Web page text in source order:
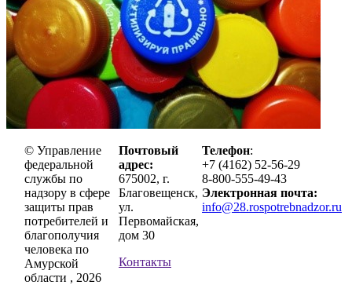
© Управление
федеральной
службы по
надзору в сфере
защиты прав
потребителей и
благополучия
человека по
Амурской
области , 2026
Почтовый
адрес:
675002, г.
Благовещенск,
ул.
Первомайская,
дом 30
Контакты
Телефон:
+7 (4162) 52-56-29
8-800-555-49-43
Электронная почта:
info@28.rospotrebnadzor.ru